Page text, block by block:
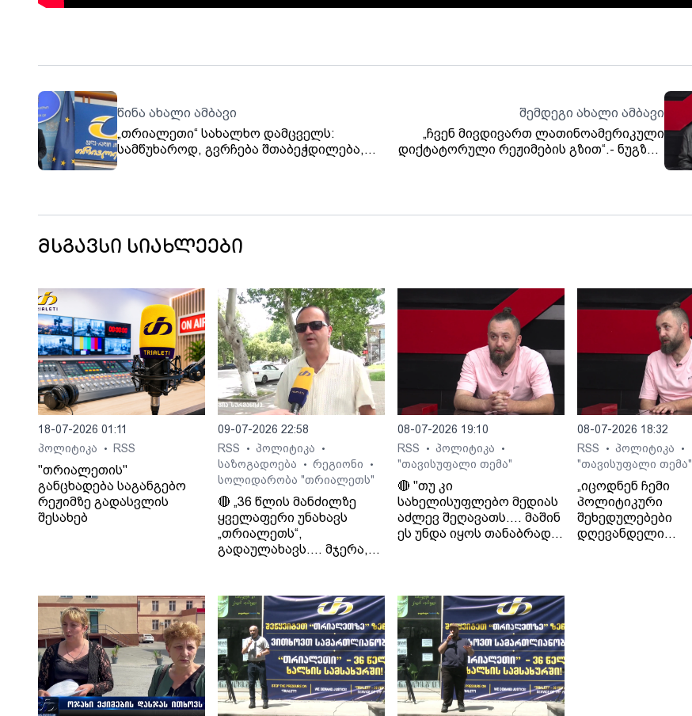
წინა ახალი ამბავი
„თრიალეთი“ სახალხო დამცველს:
სამწუხაროდ, გვრჩება შთაბეჭდილება,
არამედ ამას ემატება სახალხო
შემდეგი ახალი ამბავი
„ჩვენ მივდივართ ლათინოამერიკული
დიქტატორული რეჟიმების გზით“.- ნუგზარ
მაჭავარიანი
მსგავსი სიახლეები
18-07-2026 01:11
პოლიტიკა
• RSS
"თრიალეთის"
განცხადება საგანგებო
რეჟიმზე გადასვლის
შესახებ
09-07-2026 22:58
RSS
• პოლიტიკა •
საზოგადოება • რეგიონი •
სოლიდარობა "თრიალეთს"
🔴 „36 წლის მანძილზე
ყველაფერი უნახავს
„თრიალეთს“,
გადაულახავს.... მჯერა,
დათმობაზე წავა
ხელისუფლება და ის
ელემენტარული
მოთხოვნა რასაც
თრიალეთი ითხოვს
დააკმაყოფილებს.“. - გია
სურმანიძე. ტვ 25-ის
დამფუძნებელი.
08-07-2026 19:10
RSS
• პოლიტიკა •
"თავისუფალი თემა"
🔴 "თუ კი
სახელისუფლებო მედიას
აძლევ შეღავათს.... მაშინ
ეს უნდა იყოს თანაბრად
08-07-2026 18:32
RSS
• პოლიტიკა •
"თავისუფალი თემა"
„იცოდნენ ჩემი
პოლიტიკური
შეხედულებები
დღევანდელი